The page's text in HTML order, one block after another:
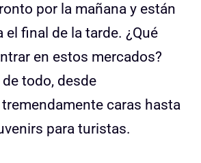
por la mañana y están
final de la tarde. ¿Qué
en estos mercados?
todo, desde
caras hasta
para turistas.